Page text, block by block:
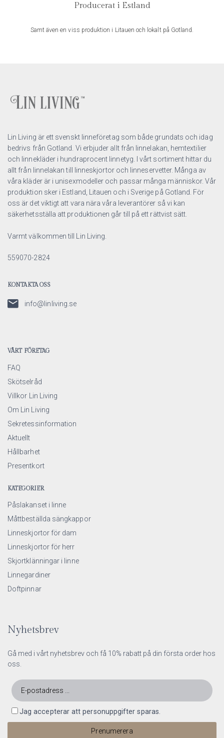
Producerat i Estland
Samt även en viss produktion i Litauen och lokalt på Gotland.
Lin Living är ett svenskt linneföretag som både grundats och idag
bedrivs från Gotland. Vi erbjuder allt från linnelakan, hemtextilier
och linnekläder i hundraprocent linnetyg. I vårt sortiment hittar du
allt från linnelakan till linneskjortor och linneservetter. Många av
våra kläder är i unisexmodeller och passar många människor. Vår
produktion sker i Estland, Litauen och i Sverige på Gotland. För
oss är det viktigt att vara nära våra leverantörer så vi kan
säkerhetsställa att produktionen går till på ett rättvist sätt.
Varmt välkommen till Lin Living.
559070-2824
KONTAKTA OSS
info@linliving.se
VÅRT FÖRETAG
FAQ
Skötselråd
Villkor Lin Living
Om Lin Living
Sekretessinformation
Aktuellt
Hållbarhet
Presentkort
KATEGORIER
Påslakanset i linne
Måttbeställda sängkappor
Linneskjortor för dam
Linneskjortor för herr
Skjortklänningar i linne
Linnegardiner
Doftpinnar
Nyhetsbrev
Gå med i vårt nyhetsbrev och få 10% rabatt på din första order hos
oss.
Jag accepterar att personuppgifter sparas.